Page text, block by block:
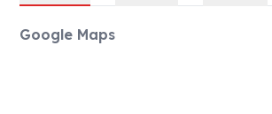
Google Maps